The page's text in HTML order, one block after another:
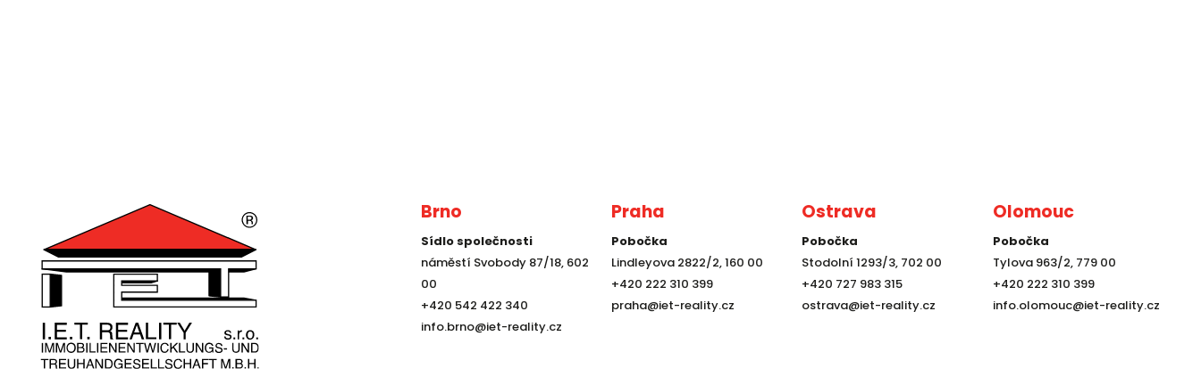
Brno
Sídlo společnosti
náměstí Svobody 87/18, 602
00
+420 542 422 340
info.brno@iet-reality.cz
Praha
Pobočka
Lindleyova 2822/2, 160 00
+420 222 310 399
praha@iet-reality.cz
Ostrava
Pobočka
Stodolní 1293/3, 702 00
+420 727 983 315
ostrava@iet-reality.cz
Olomouc
Pobočka
Tylova 963/2, 779 00
+420 222 310 399
info.olomouc@iet-reality.cz